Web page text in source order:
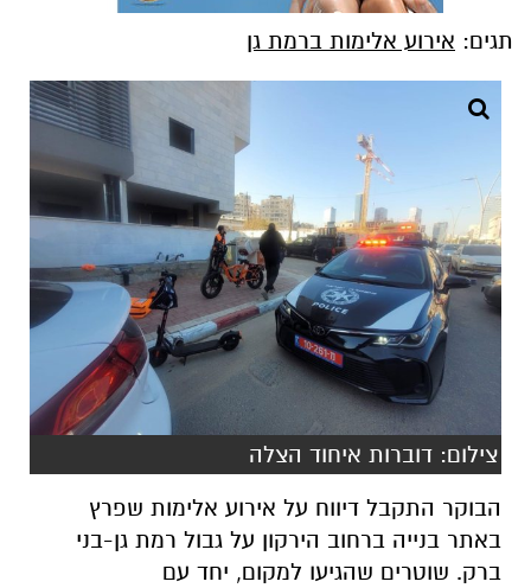
תגים: אירוע אלימות ברמת גן
צילום: דוברות איחוד הצלה
הבוקר התקבל דיווח על אירוע אלימות שפרץ
באתר בנייה ברחוב הירקון על גבול רמת גן-בני
ברק. שוטרים שהגיעו למקום, יחד עם